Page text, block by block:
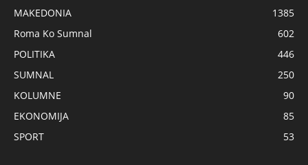
MAKEDONIA
1385
Roma Ko Sumnal
602
POLITIKA
446
SUMNAL
250
KOLUMNE
90
EKONOMIJA
85
SPORT
53